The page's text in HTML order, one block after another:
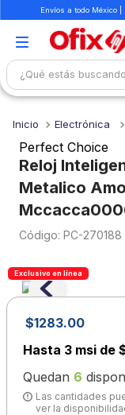
Envíos a todo México
¿Qué estás
Electrónica
Perfect Choice
Reloj
Metalico
: PC-270188
Exclusivo en línea
$1283.00
Hasta 3 msi de
Quedan 6
Las cantidades
ver la
1.
mochilas
2.
libretas
3.
cuaderno
4.
cuadernos
5.
colores
6.
boligrafo
7.
sacapuntas
8.
escolar
9.
escritorio
10. lapiz